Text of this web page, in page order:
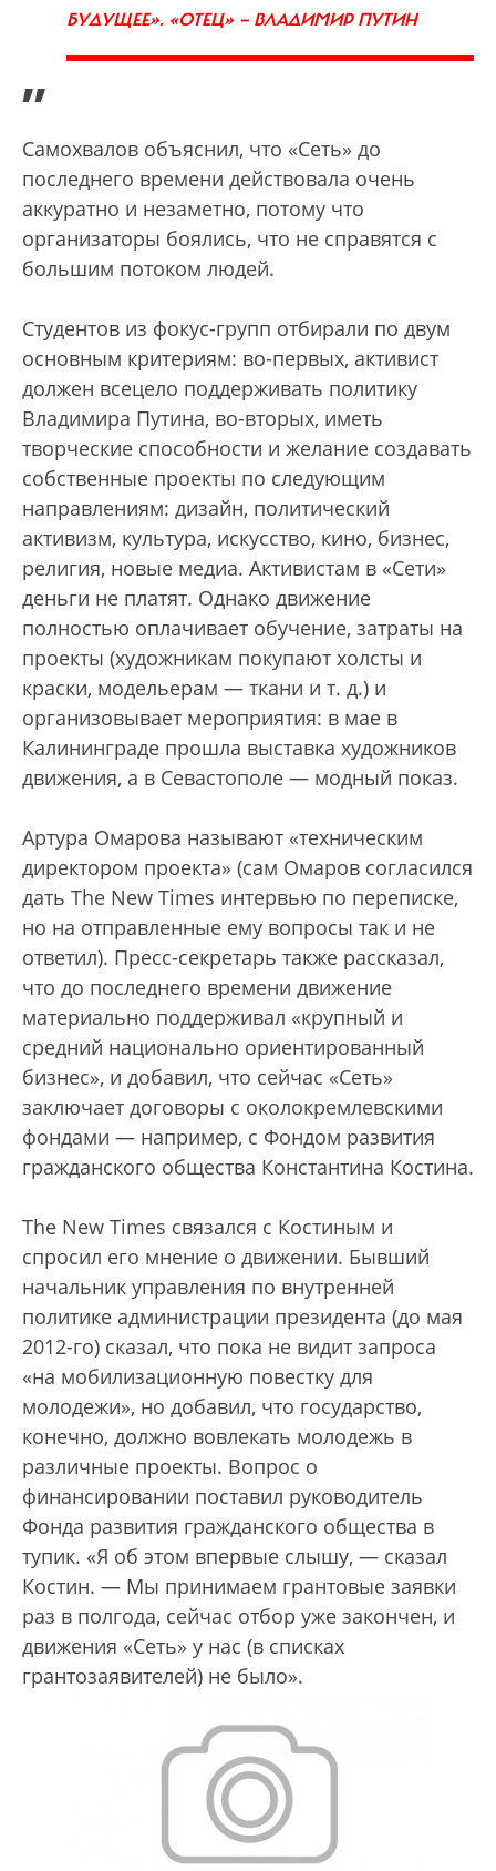
БУДУЩЕЕ». «ОТЕЦ» — ВЛАДИМИР ПУТИН
”
Самохвалов объяснил, что «Сеть» до
последнего времени действовала очень
аккуратно и незаметно, потому что
организаторы боялись, что не справятся с
большим потоком людей.
Студентов из фокус-групп отбирали по двум
основным критериям: во-первых, активист
должен всецело поддерживать политику
Владимира Путина, во-вторых, иметь
творческие способности и желание создавать
собственные проекты по следующим
направлениям: дизайн, политический
активизм, культура, искусство, кино, бизнес,
религия, новые медиа. Активистам в «Сети»
деньги не платят. Однако движение
полностью оплачивает обучение, затраты на
проекты (художникам покупают холсты и
краски, модельерам — ткани и т. д.) и
организовывает мероприятия: в мае в
Калининграде прошла выставка художников
движения, а в Севастополе — модный показ.
Артура Омарова называют «техническим
директором проекта» (сам Омаров согласился
дать The New Times интервью по переписке,
но на отправленные ему вопросы так и не
ответил). Пресс-секретарь также рассказал,
что до последнего времени движение
материально поддерживал «крупный и
средний национально ориентированный
бизнес», и добавил, что сейчас «Сеть»
заключает договоры с околокремлевскими
фондами — например, с Фондом развития
гражданского общества Константина Костина.
The New Times связался с Костиным и
спросил его мнение о движении. Бывший
начальник управления по внутренней
политике администрации президента (до мая
2012-го) сказал, что пока не видит запроса
«на мобилизационную повестку для
молодежи», но добавил, что государство,
конечно, должно вовлекать молодежь в
различные проекты. Вопрос о
финансировании поставил руководитель
Фонда развития гражданского общества в
тупик. «Я об этом впервые слышу, — сказал
Костин. — Мы принимаем грантовые заявки
раз в полгода, сейчас отбор уже закончен, и
движения «Сеть» у нас (в списках
грантозаявителей) не было».